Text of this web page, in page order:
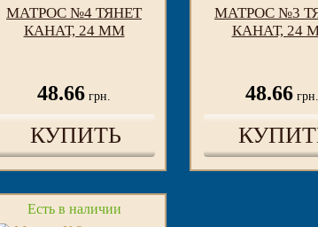
МАТРОС №4 ТЯНЕТ
КАНАТ, 24 ММ
48.66 грн.
КУПИТЬ
МАТРОС №3
КАНАТ, 24
48.66 грн.
Есть в наличии